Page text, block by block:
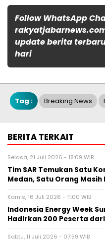
Follow WhatsApp
update berita
hari
Tag : Breaking News
BERITA TERKAIT
Selasa, 21 Juli 2026 - 18:09 WIB
Tim SAR Temukan Satu
Medan, Satu Orang Masih
Kamis, 16 Juli 2026 - 11:00 WIB
Indonesia Energy Week
Hadirkan 200 Peserta dari
Sabtu, 11 Juli 2026 - 07:59 WIB